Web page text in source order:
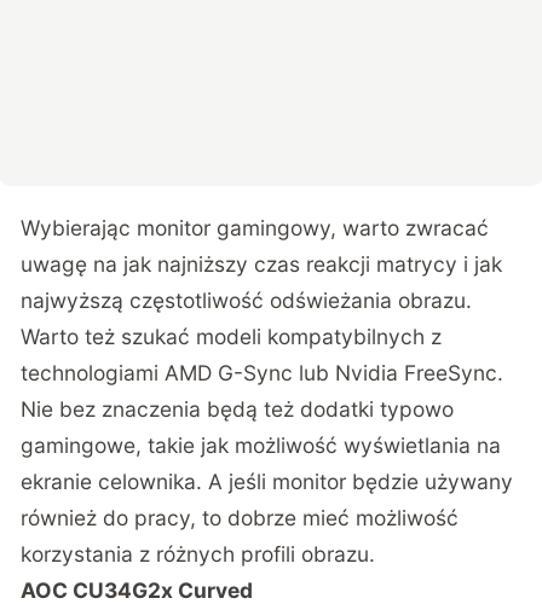
Wybierając monitor gamingowy, warto zwracać
uwagę na jak najniższy czas reakcji matrycy i jak
najwyższą częstotliwość odświeżania obrazu.
Warto też szukać modeli kompatybilnych z
technologiami AMD G-Sync lub Nvidia FreeSync.
Nie bez znaczenia będą też dodatki typowo
gamingowe, takie jak możliwość wyświetlania na
ekranie celownika. A jeśli monitor będzie używany
również do pracy, to dobrze mieć możliwość
korzystania z różnych profili obrazu.
AOC CU34G2x Curved